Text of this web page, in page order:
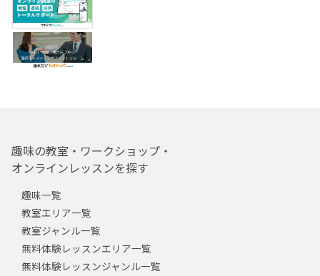
趣味の教室・ワークショップ・
オンラインレッスンを探す
趣味一覧
教室エリア一覧
教室ジャンル一覧
無料体験レッスンエリア一覧
無料体験レッスンジャンル一覧